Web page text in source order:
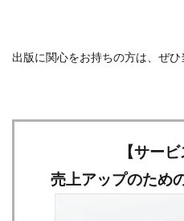
出版に関心をお持ちの方は、ぜひ
【サー
売上アップのため